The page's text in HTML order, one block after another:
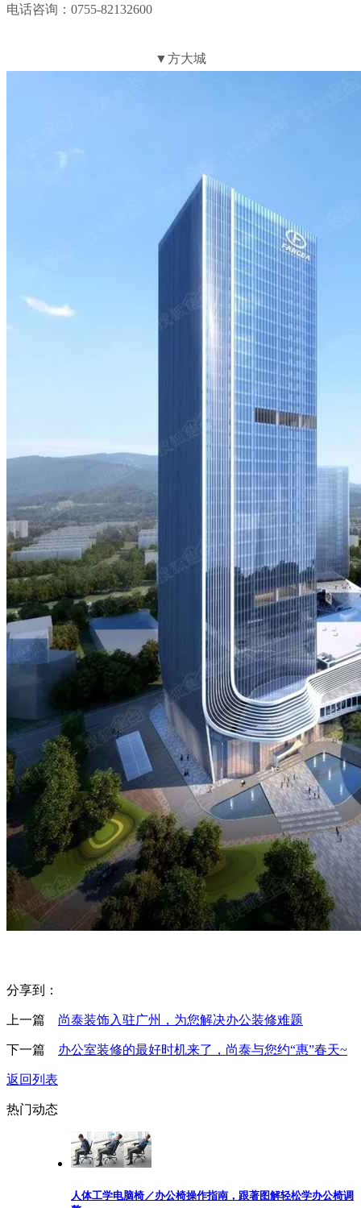
电话咨询：0755-82132600
▼方大城
分享到：
上一篇 尚泰装饰入驻广州，为您解决办公装修难题
下一篇 办公室装修的最好时机来了，尚泰与您约“惠”春天~
返回列表
热门动态
人体工学电脑椅／办公椅操作指南，跟著图解轻松学办公椅调